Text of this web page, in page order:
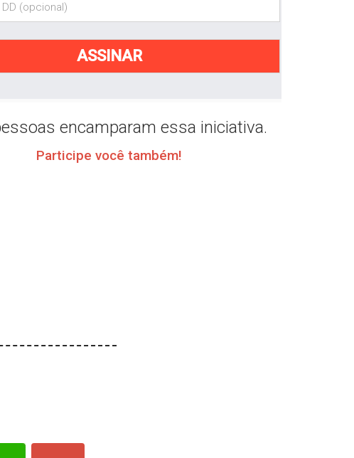
encamparam essa iniciativa.
Participe você também!